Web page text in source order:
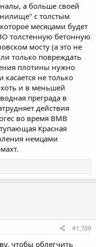
а больше своей
с толстым
месяцами будет
толстенную бетонную
мосту (а это не
только повреждать
плотины нужно
не только
хоть и в меньшей
преграда в
действия
во время ВМВ
Красная
немцами
#1,789
чтобы облегчить